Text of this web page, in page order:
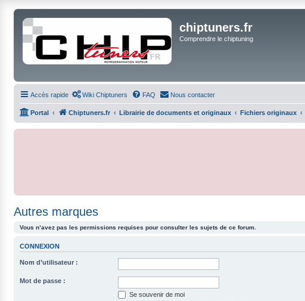
chiptuners.fr
Comprendre le chiptuning
Accès rapide Wiki Chiptuners FAQ Nous contacter
Portal Chiptuners.fr Librairie de documents et originaux Fichiers originaux
Autres marques
Vous n’avez pas les permissions requises pour consulter les sujets de ce forum.
CONNEXION
Nom d’utilisateur :
Mot de passe :
Se souvenir de moi